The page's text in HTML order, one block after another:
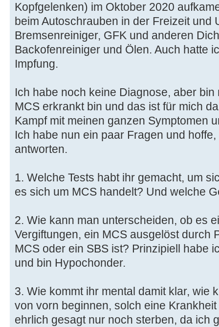
Kopfgelenken) im Oktober 2020
beim Autoschrauben in der Freizeit und
Bremsenreiniger, GFK und anderen
Backofenreiniger und Ölen. Auch hatte
Impfung.
Ich habe noch keine Diagnose, aber
MCS erkrankt bin und das ist für mich
Kampf mit meinen ganzen Symptomen
Ich habe nun ein paar Fragen und
antworten.
1. Welche Tests habt ihr gemacht, um
es sich um MCS handelt? Und welche
2. Wie kann man unterscheiden, ob es
Vergiftungen, ein MCS ausgelöst durch
MCS oder ein SBS ist? Prinzipiell habe
und bin Hypochonder.
3. Wie kommt ihr mental damit klar, wie
von vorn beginnen, solch eine
ehrlich gesagt nur noch sterben, da ich